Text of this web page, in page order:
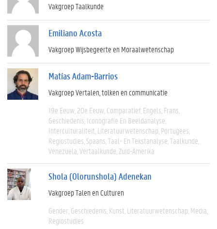
Vakgroep Taalkunde
Emiliano Acosta
Vakgroep Wijsbegeerte en Moraalwetenschap
Matías Adam-Barrios
Vakgroep Vertalen, tolken en communicatie
19e Eeuw 20e Eeuw Comparatief Engels Frans
Geschiedenis Iconografie En Beeldanalyse
Interculturaliteit Literatuurwetenschap Portugees
Regiostudies Spaans Taal- En Tekstanalyse Taalkunde
Venezuela Vertaalkunde Zuid-Amerika
Shola (Olorunshola) Adenekan
Vakgroep Talen en Culturen
Gender Geschiedenis Kunst Literatuurwetenschap Media
Regiostudies